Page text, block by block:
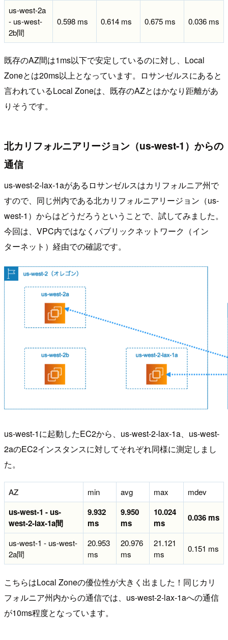
us-west-2a
- us-west-
2b間
0.598 ms 0.614 ms 0.675 ms 0.036 ms
既存のAZ間は1ms以下で安定しているのに対し、Local
Zoneとは20ms以上となっています。ロサンゼルスにあると
言われているLocal Zoneは、既存のAZとはかなり距離があ
りそうです。
北カリフォルニアリージョン（us-west-1）からの
通信
us-west-2-lax-1aがあるロサンゼルスはカリフォルニア州で
すので、同じ州内である北カリフォルニアリージョン（us-
west-1）からはどうだろうということで、試してみました。
今回は、VPC内ではなくパブリックネットワーク（イン
ターネット）経由での確認です。
us-west-1に起動したEC2から、us-west-2-lax-1a、us-west-
2aのEC2インスタンスに対してそれぞれ同様に測定しまし
た。
AZ min avg max mdev
us-west-1 - us-
west-2-lax-1a間
9.932
ms
9.950
ms
10.024
ms
0.036 ms
us-west-1 - us-west-
2a間
20.953
ms
20.976
ms
21.121
ms
0.151 ms
こちらはLocal Zoneの優位性が大きく出ました！同じカリ
フォルニア州内からの通信では、us-west-2-lax-1aへの通信
が10ms程度となっています。